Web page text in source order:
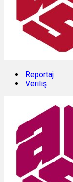
Reportaj
Veriliş